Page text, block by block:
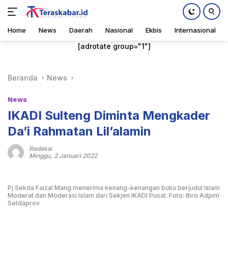
Home News Daerah Nasional Ekbis Internasional
[adrotate group="1"]
Beranda News
News
IKADI Sulteng Diminta Mengkader
Da’i Rahmatan Lil’alamin
Redaksi
Minggu, 2 Januari 2022
Pj Sekda Faizal Mang menerima kenang-kenangan buku berjudul Islam
Moderat dan Moderasi Islam dari Sekjen IKADI Pusat. Foto: Biro Adpim
Setdaprov